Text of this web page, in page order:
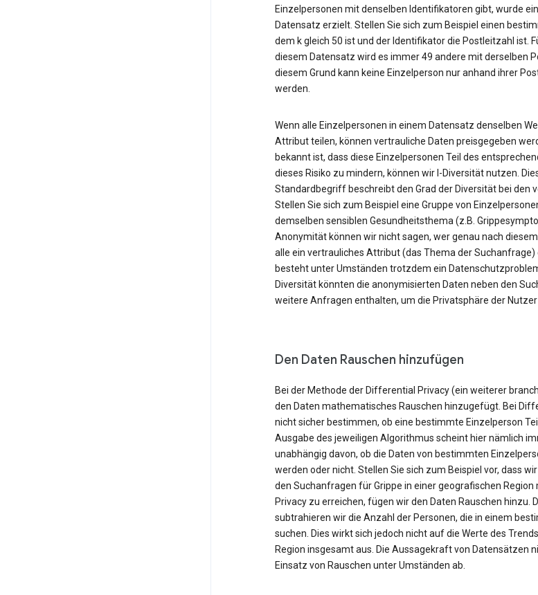
Einzelpersonen mit denselben Identifikatoren gibt, wurde
Datensatz erzielt. Stellen Sie sich zum Beispiel einen
dem k gleich 50 ist und der Identifikator die Postleitzahl ist.
diesem Datensatz wird es immer 49 andere mit derselben
diesem Grund kann keine Einzelperson nur anhand ihrer
werden.
Wenn alle Einzelpersonen in einem Datensatz denselben
Attribut teilen, können vertrauliche Daten preisgegeben
bekannt ist, dass diese Einzelpersonen Teil des
dieses Risiko zu mindern, können wir l-Diversität nutzen.
Standardbegriff beschreibt den Grad der Diversität bei den
Stellen Sie sich zum Beispiel eine Gruppe von
demselben sensiblen Gesundheitsthema (z.B.
Anonymität können wir nicht sagen, wer genau nach
alle ein vertrauliches Attribut (das Thema der Suchanfrage)
besteht unter Umständen trotzdem ein
Diversität könnten die anonymisierten Daten neben den
weitere Anfragen enthalten, um die Privatsphäre der
Den Daten Rauschen hinzufügen
Bei der Methode der Differential Privacy (ein weiterer
den Daten mathematisches Rauschen hinzugefügt. Bei
nicht sicher bestimmen, ob eine bestimmte Einzelperson
Ausgabe des jeweiligen Algorithmus scheint hier nämlich
unabhängig davon, ob die Daten von bestimmten
werden oder nicht. Stellen Sie sich zum Beispiel vor, dass
den Suchanfragen für Grippe in einer geografischen Region
Privacy zu erreichen, fügen wir den Daten Rauschen hinzu.
subtrahieren wir die Anzahl der Personen, die in einem
suchen. Dies wirkt sich jedoch nicht auf die Werte des
Region insgesamt aus. Die Aussagekraft von Datensätzen
Einsatz von Rauschen unter Umständen ab.